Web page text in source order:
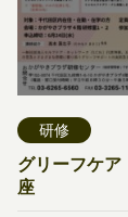
研修
グリーフケア
座